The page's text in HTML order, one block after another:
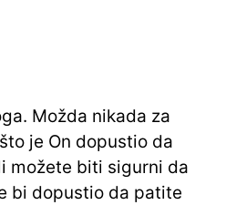
Možda nikada za
je On dopustio da
možete biti sigurni da
bi dopustio da patite